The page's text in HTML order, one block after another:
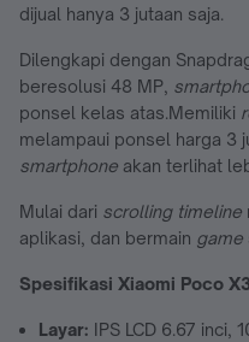
dijual hanya 3 jutaan saja.
Dilengkapi dengan
beresolusi 48 MP,
ponsel kelas atas.Memiliki
melampaui ponsel harga 3
smartphone akan terlihat
Mulai dari scrolling timeline
aplikasi, dan bermain game
Spesifikasi Xiaomi Poco
Layar: IPS LCD 6.67 inci,